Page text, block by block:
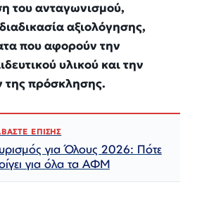
του ανταγωνισμού,
αξιολόγησης,
που αφορούν την
υλικού και την
πρόσκλησης.
ΕΠΙΣΗΣ
για Όλους 2026: Πότε
για όλα τα ΑΦΜ